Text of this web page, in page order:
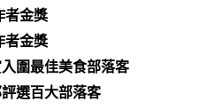
者金獎
者金獎
圍最佳美食部落客
選百大部落客